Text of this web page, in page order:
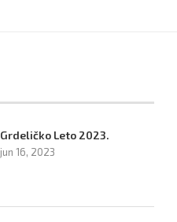
Grdeličko Leto 2023.
jun 16, 2023